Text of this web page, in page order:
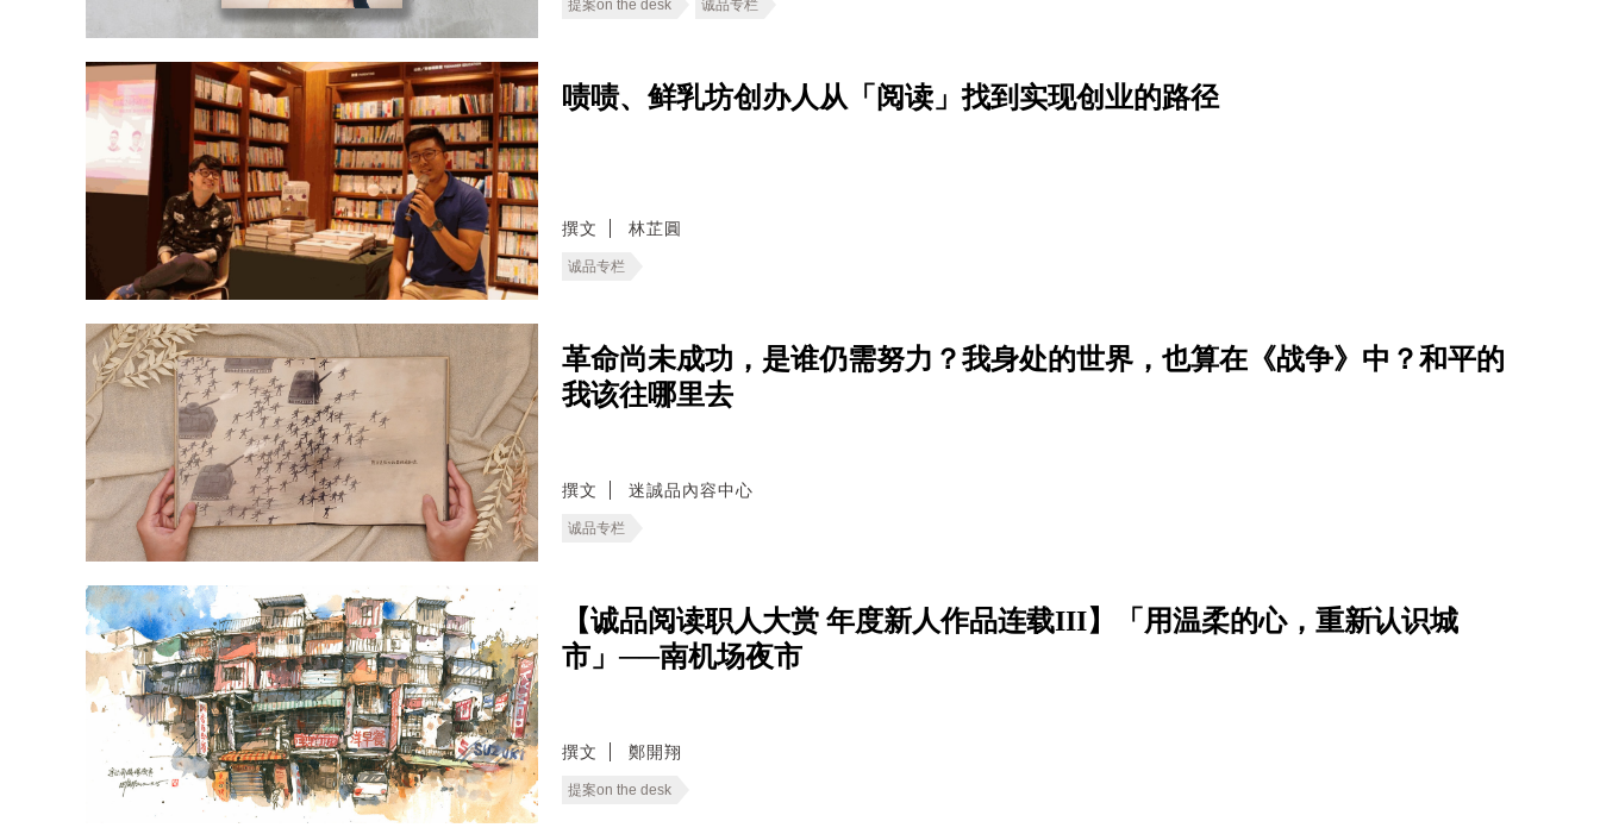
提案on the desk 诚品专栏
啧啧、鲜乳坊创办人从「阅读」找到实现创业的路径
撰文 林芷圓
诚品专栏
革命尚未成功，是谁仍需努力？我身处的世界，也算在《战争》中？和平的
我该往哪里去
撰文 迷誠品內容中心
诚品专栏
【诚品阅读职人大赏 年度新人作品连载III】「用温柔的心，重新认识城
市」──南机场夜市
撰文 鄭開翔
提案on the desk